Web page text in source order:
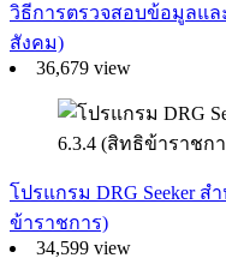
วิธีการตรวจสอบข้อมูลแล
สังคม)
36,679 view
โปรแกรม DRG Seeker ส
ข้าราชการ)
34,599 view